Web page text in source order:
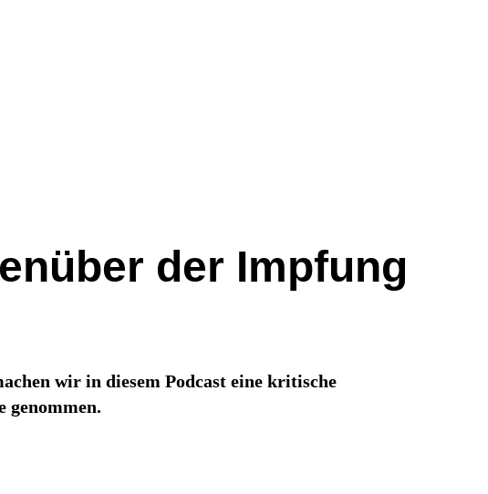
der Impfung
wir in diesem Podcast eine kritische
genommen.